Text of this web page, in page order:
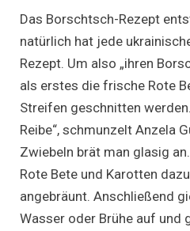
Das Borschtsch-Rezept
natürlich hat jede
Rezept. Um also „ihren
als erstes die frische Rote
Streifen geschnitten
Reibe“, schmunzelt Anzela
Zwiebeln brät man glasig
Rote Bete und Karotten
angebräunt. Anschließend
Wasser oder Brühe auf und